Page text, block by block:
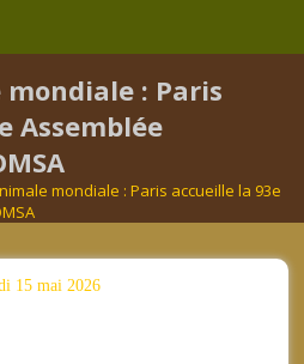
: Paris
Assemblée
mondiale : Paris accueille la 93e
15 mai 2026